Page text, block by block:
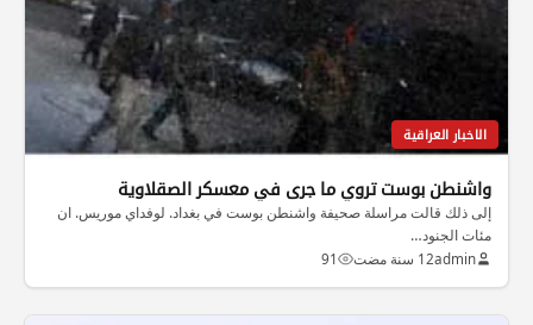
الاخبار العراقية
واشنطن بوست تروي ما جرى في معسكر الصقلاوية
إلى ذلك قالت مراسلة صحيفة واشنطن بوست في بغداد. لوفداي موريس. ان
مئات الجنود…
admin12 سنة مضت 91